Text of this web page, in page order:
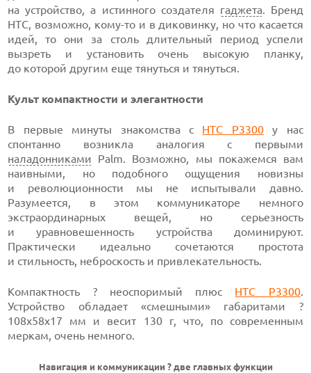
на устройство, а истинного создателя гаджета. Бренд
HTC, возможно, кому-то и в диковинку, но что касается
идей, то они за столь длительный период успели
вызреть и установить очень высокую планку,
до которой другим еще тянуться и тянуться.
Культ компактности и элегантности
В первые минуты знакомства с HTC P3300у нас
спонтанно возникла аналогия с первыми
наладонниками Palm. Возможно, мы покажемся вам
наивными, но подобного ощущения новизны
и революционности мы не испытывали давно.
Разумеется, в этом коммуникаторе немного
экстраординарных вещей, но серьезность
и уравновешенность устройства доминируют.
Практически идеально сочетаются простота
и стильность, неброскость и привлекательность.
Компактность ? неоспоримый плюс HTC P3300.
Устройство обладает «смешными» габаритами ?
108х58х17 мм и весит 130 г, что, по современным
меркам, очень немного.
Навигация и коммуникации ? две главных функции